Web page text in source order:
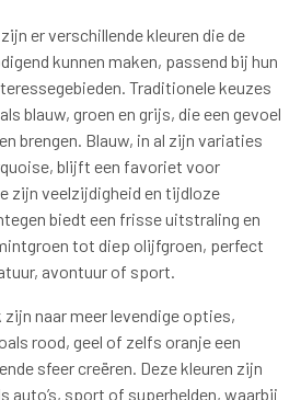
er verschillende kleuren die de
kunnen maken, passend bij hun
Traditionele keuzes
blauw, groen en grijs, die een gevoel
brengen. Blauw, in al zijn variaties
blijft een favoriet voor
zijn veelzijdigheid en tijdloze
biedt een frisse uitstraling en
tot diep olijfgroen, perfect
avontuur of sport.
naar meer levendige opties,
rood, geel of zelfs oranje een
sfeer creëren. Deze kleuren zijn
auto’s, sport of superhelden, waarbij